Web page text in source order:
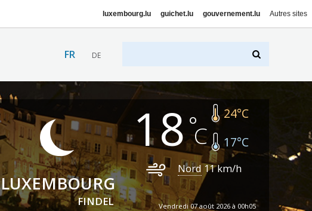
luxembourg.lu guichet.lu gouvernement.lu Autres sites
FR DE
LUXEMBOURG
FINDEL
18 24°C
17°C
Nord 11km/h
Vendredi 07 août 2026 à 00h05